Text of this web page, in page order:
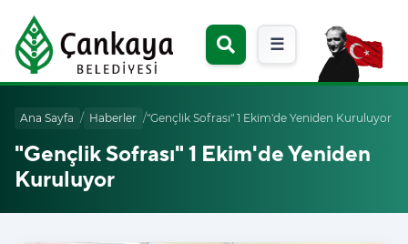
☰
Ana Sayfa / Haberler /"Gençlik Sofrası" 1 Ekim'de Yeniden Kuruluyor
"Gençlik Sofrası" 1 Ekim'de Yeniden
Kuruluyor